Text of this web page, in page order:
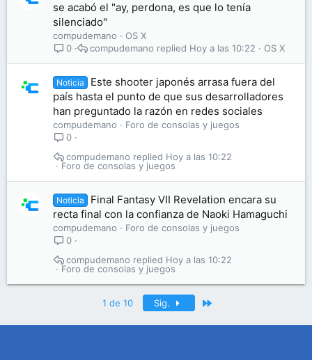
se acabó el "ay, perdona, es que lo tenía
silenciado"
compudemano
OS X
0
OS X
Hoy a las 10:22
compudemano
Noticia
Este shooter japonés arrasa fuera del
país hasta el punto de que sus desarrolladores
han preguntado la razón en redes sociales
compudemano
Foro de consolas y juegos
0
Foro de consolas y juegos
Hoy a las 10:22
compudemano
Noticia
Final Fantasy VII Revelation encara su
recta final con la confianza de Naoki Hamaguchi
compudemano
Foro de consolas y juegos
0
Foro de consolas y juegos
Hoy a las 10:22
compudemano
1 de 10 Sig.